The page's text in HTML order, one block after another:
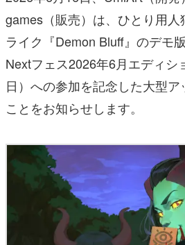
games（販売）は、ひとり用
ライク『Demon Bluff』のデモ
Nextフェス2026年6月エディシ
日）への参加を記念した大型
ことをお知らせします。